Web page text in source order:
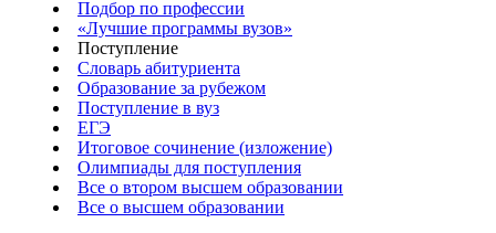
Подбор по профессии
«Лучшие программы вузов»
Поступление
Словарь абитуриента
Образование за рубежом
Поступление в вуз
ЕГЭ
Итоговое сочинение (изложение)
Олимпиады для поступления
Все о втором высшем образовании
Все о высшем образовании